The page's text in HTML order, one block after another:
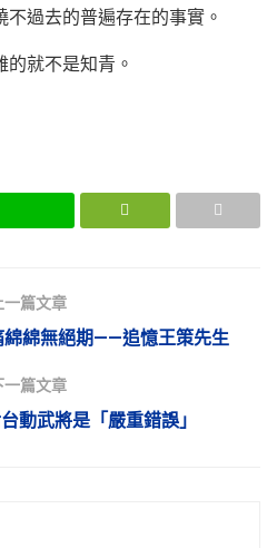
過去的普遍存在的事實。
就不是知青。
一篇文章
綿綿無絕期——追憶王策先生
一篇文章
動武將是「嚴重錯誤」